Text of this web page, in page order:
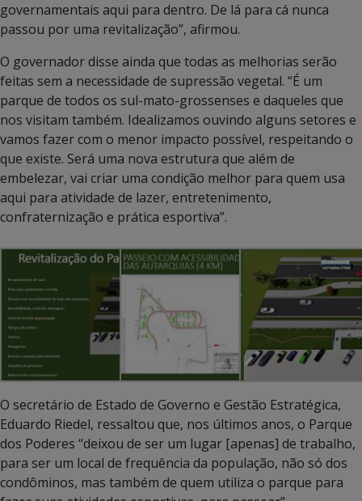
governamentais aqui para dentro. De lá para cá nunca
passou por uma revitalização”, afirmou.
O governador disse ainda que todas as melhorias serão
feitas sem a necessidade de supressão vegetal. “É um
parque de todos os sul-mato-grossenses e daqueles que
nos visitam também. Idealizamos ouvindo alguns setores e
vamos fazer com o menor impacto possível, respeitando o
que existe. Será uma nova estrutura que além de
embelezar, vai criar uma condição melhor para quem usa
aqui para atividade de lazer, entretenimento,
confraternização e prática esportiva”.
O secretário de Estado de Governo e Gestão Estratégica,
Eduardo Riedel, ressaltou que, nos últimos anos, o Parque
dos Poderes “deixou de ser um lugar [apenas] de trabalho,
para ser um local de frequência da população, não só dos
condôminos, mas também de quem utiliza o parque para